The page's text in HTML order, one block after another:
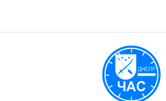
вмісту